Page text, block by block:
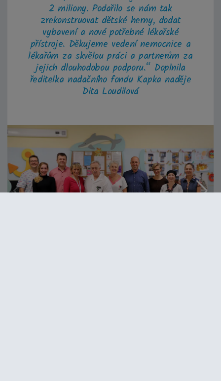
2 miliony. Podařilo se nám tak
zrekonstruovat dětské herny, dodat
vybavení a nové potřebné lékařské
přístroje. Děkujeme vedení nemocnice a
lékařům za skvělou práci a partnerům za
jejich dlouhodobou podporu.“ Doplnila
ředitelka nadačního fondu Kapka naděje
Dita Loudilová